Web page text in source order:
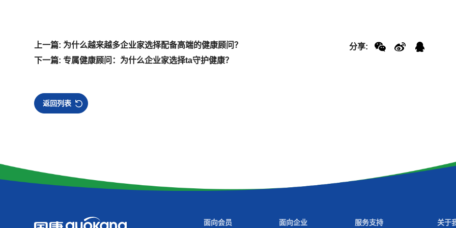
上一篇: 为什么越来越多企业家选择配备高端的健康顾问？
下一篇: 专属健康顾问：为什么企业家选择ta守护健康？
分享:
返回列表
面向会员 面向企业 服务支持 关于